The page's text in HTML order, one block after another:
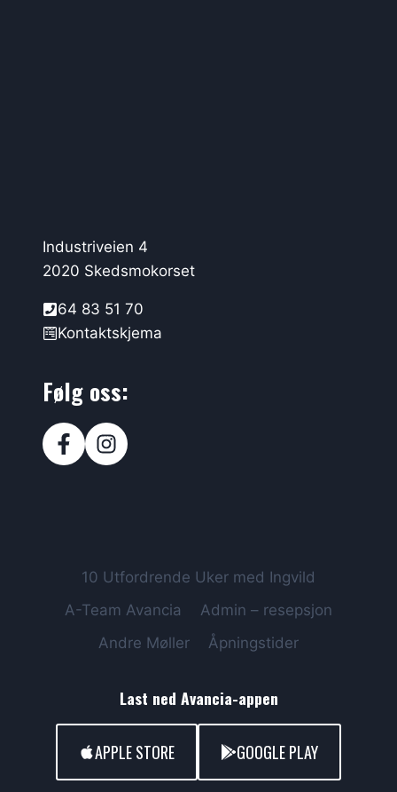
Industriveien 4
2020 Skedsmokorset
64 83 51 70
Kontaktskjema
Følg oss:
10 Utfordrende Uker med Ingvild
A-Team Avancia
Admin – resepsjon
Andre Møller
Åpningstider
Last ned Avancia-appen
APPLE STORE GOOGLE PLAY